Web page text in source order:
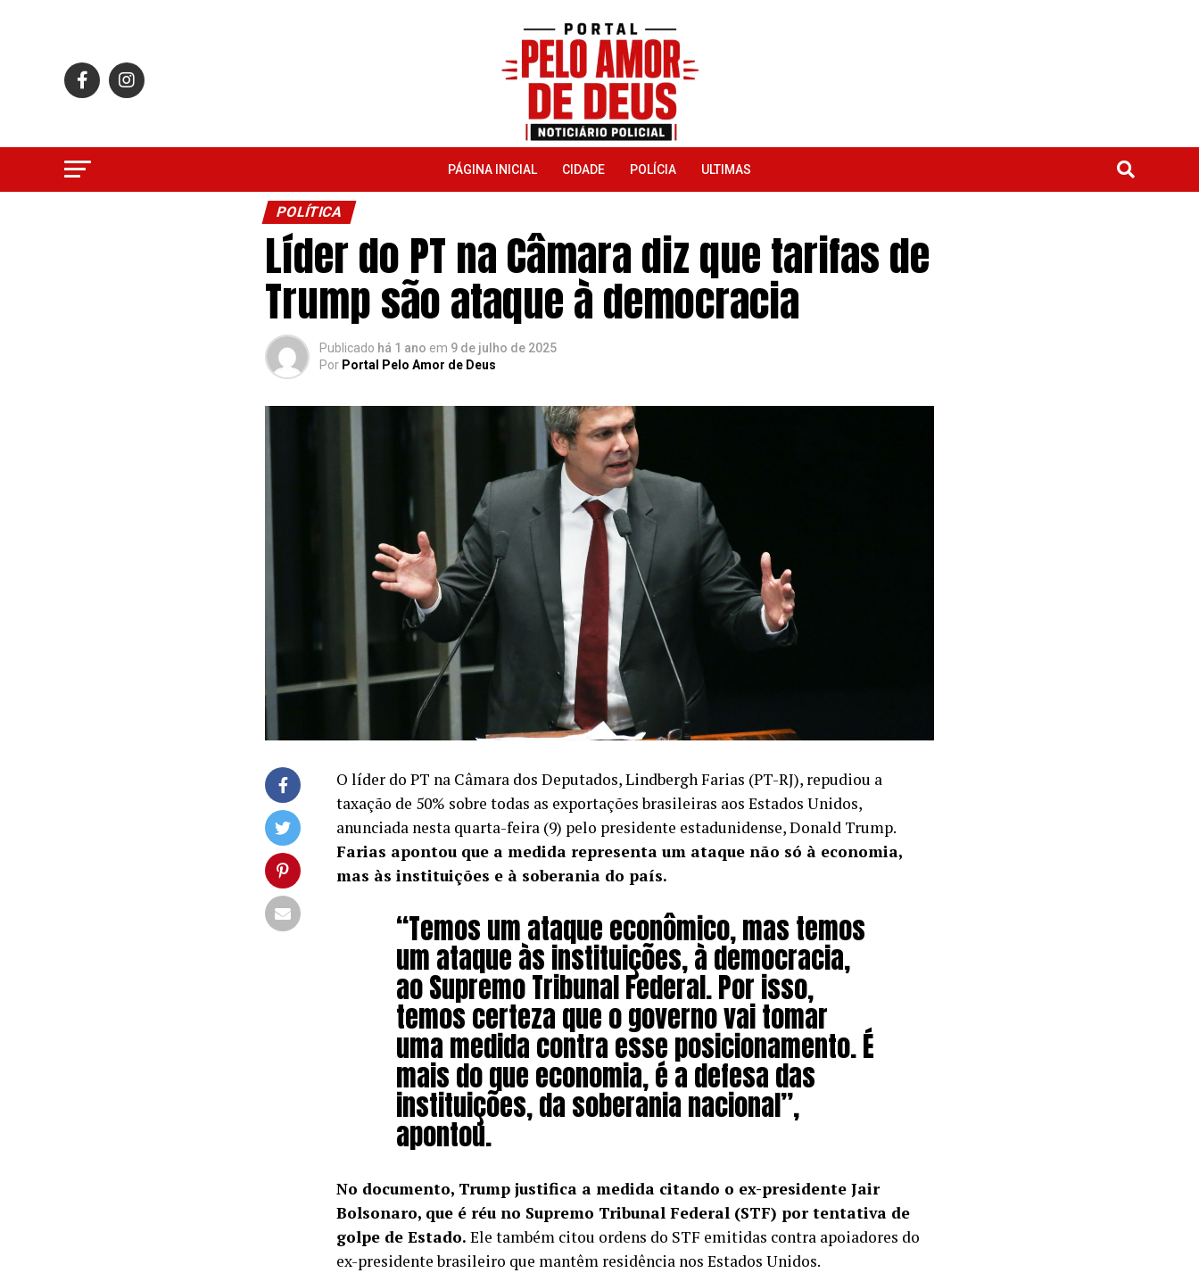
PÁGINA INICIAL CIDADE POLÍCIA ULTIMAS
POLÍTICA
Líder do PT na Câmara diz que tarifas de
Trump são ataque à democracia
Publicado há 1 ano em 9 de julho de 2025
Por Portal Pelo Amor de Deus
O líder do PT na Câmara dos Deputados, Lindbergh Farias (PT-RJ), repudiou a
taxação de 50% sobre todas as exportações brasileiras aos Estados Unidos,
anunciada nesta quarta-feira (9) pelo presidente estadunidense, Donald Trump.
Farias apontou que a medida representa um ataque não só à economia,
mas às instituições e à soberania do país.
“Temos um ataque econômico, mas temos
um ataque às instituições, à democracia,
ao Supremo Tribunal Federal. Por isso,
temos certeza que o governo vai tomar
uma medida contra esse posicionamento. É
mais do que economia, é a defesa das
instituições, da soberania nacional”,
apontou.
No documento, Trump justifica a medida citando o ex-presidente Jair
Bolsonaro, que é réu no Supremo Tribunal Federal (STF) por tentativa de
golpe de Estado. Ele também citou ordens do STF emitidas contra apoiadores do
ex-presidente brasileiro que mantêm residência nos Estados Unidos.